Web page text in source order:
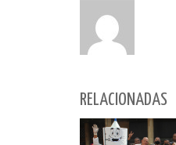
RELACIONADAS